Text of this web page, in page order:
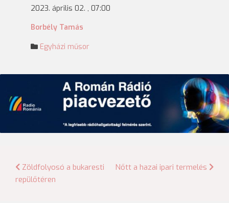
2023. április 02. , 07:00
Borbély Tamás
Egyházi műsor
Bejegyzés
navigáció
Zöldfolyosó a bukaresti
repülőtéren
Nőtt a hazai ipari termelés